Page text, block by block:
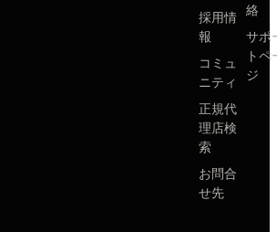
採用情
報
コミュ
ニティ
正規代
理店検
索
お問合
せ先
絡
サポ
トペ
ジ